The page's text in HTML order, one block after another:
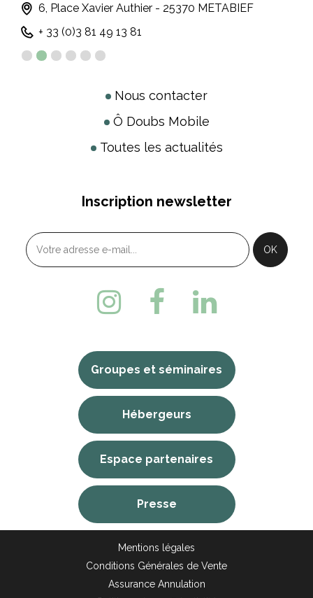
6, Place Xavier Authier - 25370 METABIEF
+ 33 (0)3 81 49 13 81
Nous contacter
Ô Doubs Mobile
Toutes les actualités
Inscription newsletter
Groupes et séminaires
Hébergeurs
Espace partenaires
Presse
Mentions légales
Conditions Générales de Vente
Assurance Annulation